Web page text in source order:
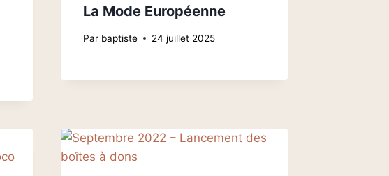
La Mode Européenne
Par baptiste 24 juillet 2025